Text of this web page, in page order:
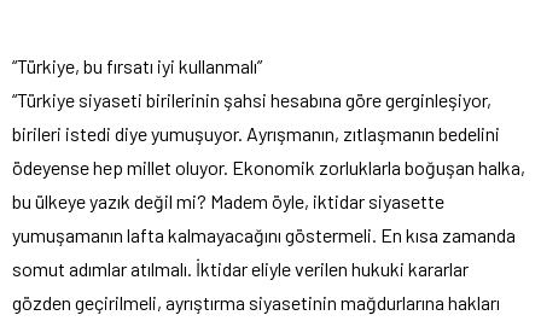
“Türkiye, bu fırsatı iyi kullanmalı”
“Türkiye siyaseti birilerinin şahsi hesabına göre gerginleşiyor,
birileri istedi diye yumuşuyor. Ayrışmanın, zıtlaşmanın bedelini
ödeyense hep millet oluyor. Ekonomik zorluklarla boğuşan halka,
bu ülkeye yazık değil mi? Madem öyle, iktidar siyasette
yumuşamanın lafta kalmayacağını göstermeli. En kısa zamanda
somut adımlar atılmalı. İktidar eliyle verilen hukuki kararlar
gözden geçirilmeli, ayrıştırma siyasetinin mağdurlarına hakları